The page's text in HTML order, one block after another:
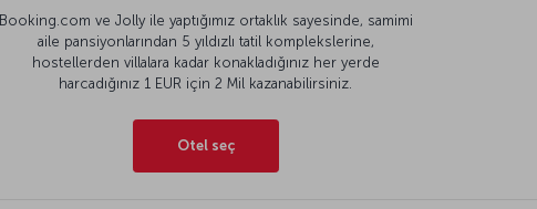
Booking.com ve Jolly ile yaptığımız ortaklık sayesinde, samimi
aile pansiyonlarından 5 yıldızlı tatil komplekslerine,
hostellerden villalara kadar konakladığınız her yerde
harcadığınız 1 EUR için 2 Mil kazanabilirsiniz.
Otel seç